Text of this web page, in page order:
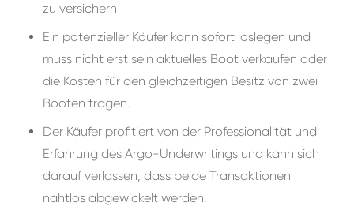
zu versichern
Ein potenzieller Käufer kann sofort loslegen und
muss nicht erst sein aktuelles Boot verkaufen oder
die Kosten für den gleichzeitigen Besitz von zwei
Booten tragen.
Der Käufer profitiert von der Professionalität und
Erfahrung des Argo-Underwritings und kann sich
darauf verlassen, dass beide Transaktionen
nahtlos abgewickelt werden.